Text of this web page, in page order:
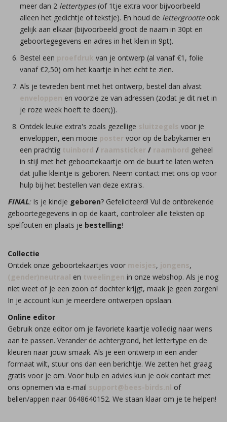
meer dan 2 lettertypes(of 1tje extra voor bijvoorbeeld
alleen het gedichtje of tekstje). En houd de lettergrootteook
gelijk aan elkaar (bijvoorbeeld groot de naam in 30pt en
geboortegegevens en adres in het klein in 9pt).
Bestel een proefdruk van je ontwerp (al vanaf €1, folie
vanaf €2,50) om het kaartje in het echt te zien.
Als je tevreden bent met het ontwerp, bestel dan alvast
enveloppen en voorzie ze van adressen (zodat je dit niet in
je roze week hoeft te doen;)).
Ontdek leuke extra's zoals gezellige sluitzegels voor je
enveloppen, een mooie poster voor op de babykamer en
een prachtig tuinbord / raamsticker / raambord geheel
in stijl met het geboortekaartje om de buurt te laten weten
dat jullie kleintje is geboren. Neem contact met ons op voor
hulp bij het bestellen van deze extra's.
FINAL:Is je kindje geboren? Gefeliciteerd! Vul de ontbrekende
geboortegegevens in op de kaart, controleer alle teksten op
spelfouten en plaats je bestelling!
Collectie
Ontdek onze geboortekaartjes voor meisjes, jongens,
(gender)neutraal en tweelingen in onze webshop. Als je nog
niet weet of je een zoon of dochter krijgt, maak je geen zorgen!
In je account kun je meerdere ontwerpen opslaan.
Online editor
Gebruik onze editor om je favoriete kaartje volledig naar wens
aan te passen. Verander de achtergrond, het lettertype en de
kleuren naar jouw smaak. Als je een ontwerp in een ander
formaat wilt, stuur ons dan een berichtje. We zetten het graag
gratis voor je om. Voor hulp en advies kun je ook contact met
ons opnemen via e-mail support@bees-birds.nl of
bellen/appen naar 0648640152. We staan klaar om je te helpen!